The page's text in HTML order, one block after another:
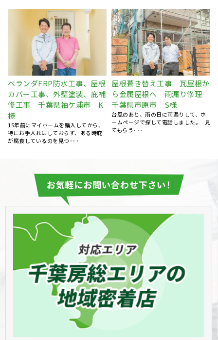
屋根塗装 外壁塗装 外壁補
修工事 千葉県袖ケ浦市 G
様
知人の紹介で木村建装さんに施工をお
願いしました。 丁寧な施工をしていた
だき、要･･･
外壁塗装 屋根塗装 棟板金
交換 火災保険 千葉県市原
市 O様
HPを拝見して問い合わせしました。
台風の影響で庭先に屋根の部品？みた
いな物が･･･